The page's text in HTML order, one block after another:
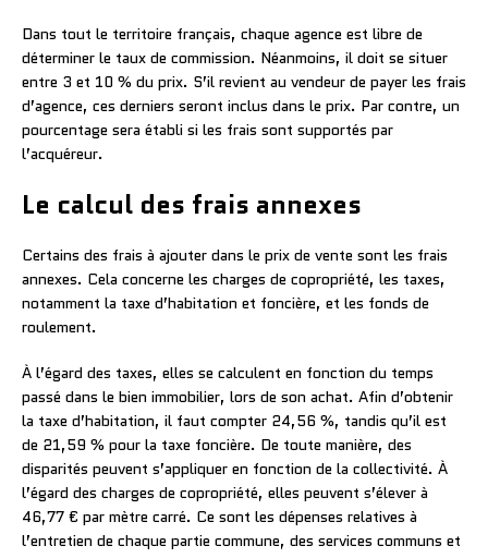
Dans tout le territoire français, chaque agence est libre de
déterminer le taux de commission. Néanmoins, il doit se situer
entre 3 et 10 % du prix. S’il revient au vendeur de payer les frais
d’agence, ces derniers seront inclus dans le prix. Par contre, un
pourcentage sera établi si les frais sont supportés par
l’acquéreur.
Le calcul des frais annexes
Certains des frais à ajouter dans le prix de vente sont les frais
annexes. Cela concerne les charges de copropriété, les taxes,
notamment la taxe d’habitation et foncière, et les fonds de
roulement.
À l’égard des taxes, elles se calculent en fonction du temps
passé dans le bien immobilier, lors de son achat. Afin d’obtenir
la taxe d’habitation, il faut compter 24,56 %, tandis qu’il est
de 21,59 % pour la taxe foncière. De toute manière, des
disparités peuvent s’appliquer en fonction de la collectivité. À
l’égard des charges de copropriété, elles peuvent s’élever à
46,77 € par mètre carré. Ce sont les dépenses relatives à
l’entretien de chaque partie commune, des services communs et